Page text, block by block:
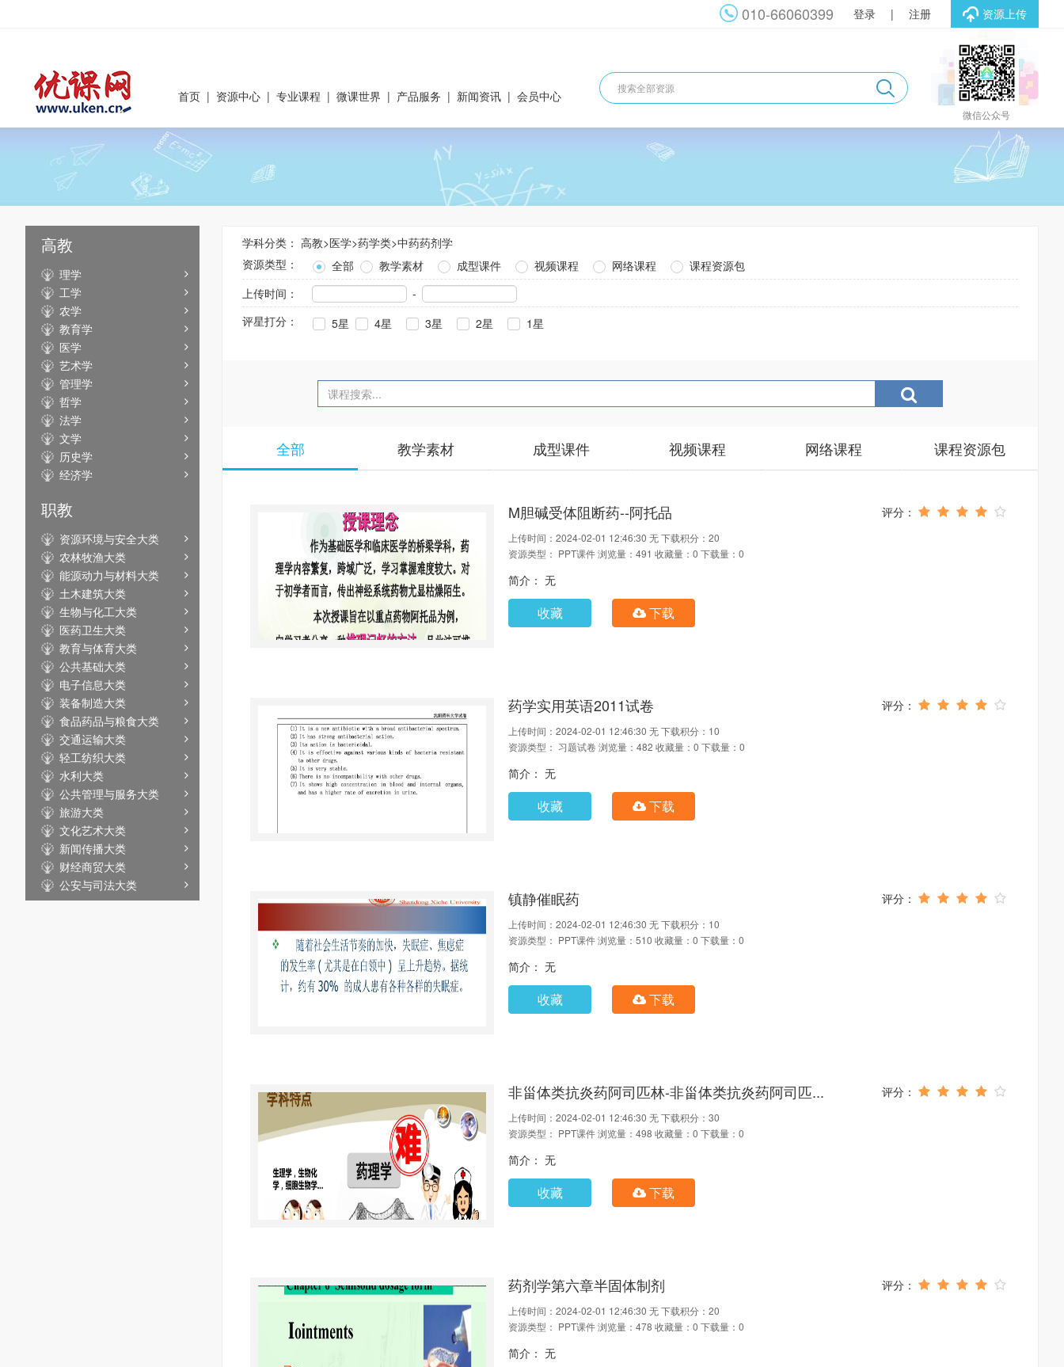
资源上传
登录 | 注册
010-66060399
微信公众号
首页 | 资源中心 | 专业课程 | 微课世界 | 产品服务 | 新闻资讯 | 会员中心
高教
理学
工学
农学
教育学
医学
艺术学
管理学
哲学
法学
文学
历史学
经济学
职教
资源环境与安全大类
农林牧渔大类
能源动力与材料大类
土木建筑大类
生物与化工大类
医药卫生大类
教育与体育大类
公共基础大类
电子信息大类
装备制造大类
食品药品与粮食大类
交通运输大类
轻工纺织大类
水利大类
公共管理与服务大类
旅游大类
文化艺术大类
新闻传播大类
财经商贸大类
公安与司法大类
学科分类： 高教>医学>药学类>中药药剂学
资源类型：
全部 教学素材 成型课件 视频课程 网络课程
课程资源包
上传时间：
-
评星打分：
5星 4星 3星 2星 1星
全部 教学素材 成型课件 视频课程 网络课程 课程资源包
M胆碱受体阻断药--阿托品
上传时间：2024-02-01 12:46:30 无下载积分：20
资源类型： PPT课件浏览量：491 收藏量：0 下载量：0
简介： 无
收藏 下载
药学实用英语2011试卷
上传时间：2024-02-01 12:46:30 无下载积分：10
资源类型： 习题试卷 浏览量：482 收藏量：0 下载量：0
简介： 无
收藏 下载
镇静催眠药
上传时间：2024-02-01 12:46:30 无下载积分：10
资源类型： PPT课件浏览量：510 收藏量：0 下载量：0
简介： 无
收藏 下载
非甾体类抗炎药阿司匹林-非甾体类抗炎药阿司匹...
上传时间：2024-02-01 12:46:30 无下载积分：30
资源类型： PPT课件浏览量：498 收藏量：0 下载量：0
简介： 无
收藏 下载
药剂学第六章半固体制剂
上传时间：2024-02-01 12:46:30 无下载积分：20
资源类型： PPT课件浏览量：478 收藏量：0 下载量：0
简介： 无